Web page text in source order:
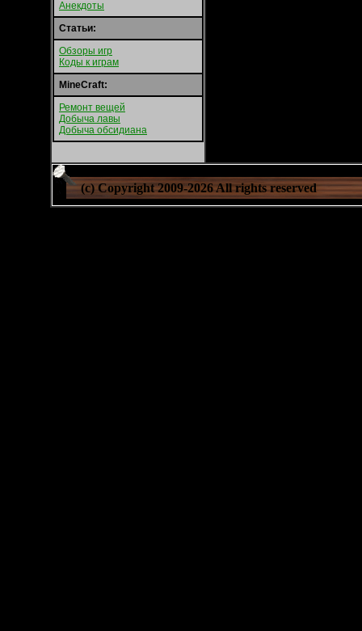
Анекдоты
Статьи:
Обзоры игр
Коды к играм
MineCraft:
Ремонт вещей
Добыча лавы
Добыча обсидиана
(c) Copyright 2009-2026 All rights reserved